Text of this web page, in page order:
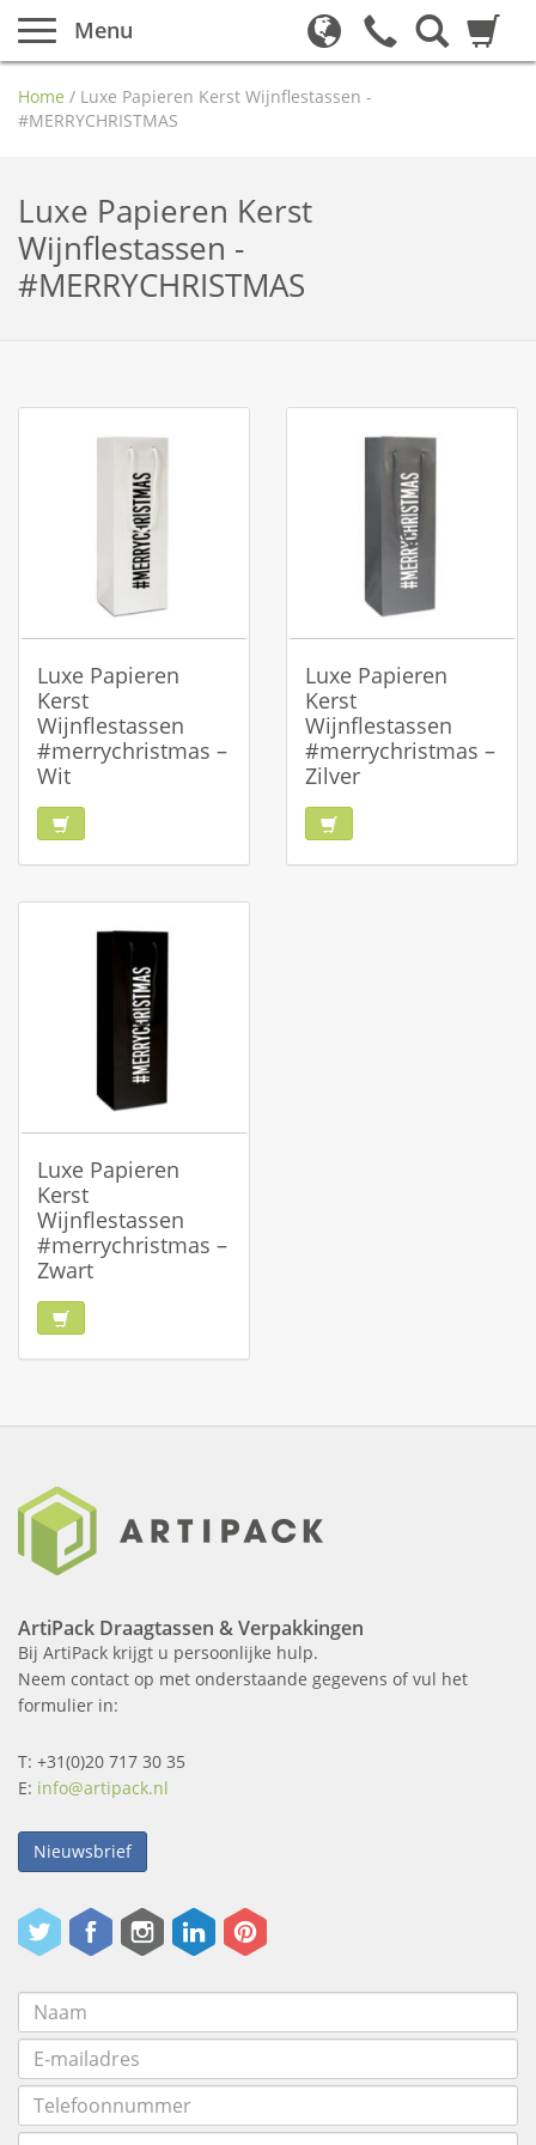
Menu
Home / Luxe Papieren Kerst Wijnflestassen -
#MERRYCHRISTMAS
Luxe Papieren Kerst
Wijnflestassen -
#MERRYCHRISTMAS
Luxe Papieren
Kerst
Wijnflestassen
#merrychristmas –
Wit
Luxe Papieren
Kerst
Wijnflestassen
#merrychristmas –
Zilver
Luxe Papieren
Kerst
Wijnflestassen
#merrychristmas –
Zwart
ArtiPack Draagtassen & Verpakkingen
Bij ArtiPack krijgt u persoonlijke hulp.
Neem contact op met onderstaande gegevens of vul het
formulier in:
T: +31(0)20 717 30 35
E: info@artipack.nl
Nieuwsbrief